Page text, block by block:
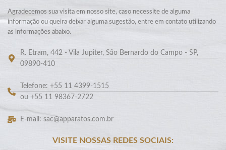
Agradecemos sua visita em nosso site, caso necessite de alguma
informação ou queira deixar alguma sugestão, entre em contato utilizando
as informações abaixo.
R. Etram, 442 - Vila Jupiter, São Bernardo do Campo - SP,
09890-410
Telefone: +55 11 4399-1515
ou +55 11 98367-2722
E-mail: sac@apparatos.com.br
VISITE NOSSAS REDES SOCIAIS: